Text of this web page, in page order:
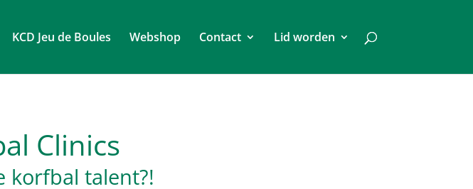
KCD Jeu de Boules Webshop Contact Lid worden
Clinics
korfbal talent?!